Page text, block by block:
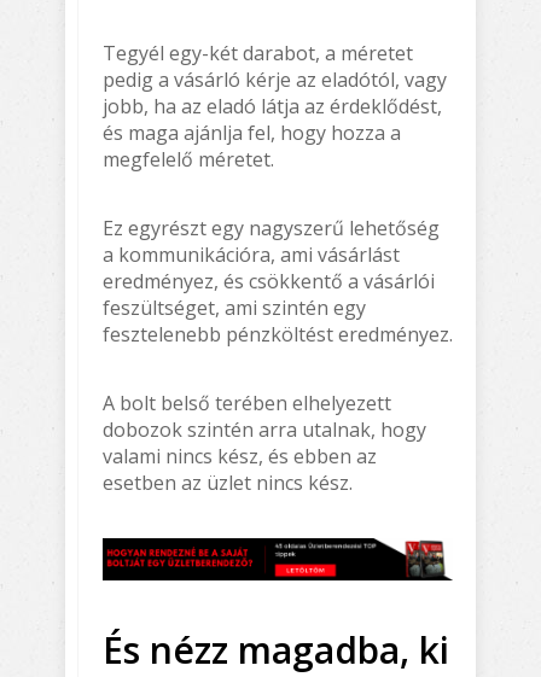
Tegyél egy-két darabot, a méretet
pedig a vásárló kérje az eladótól, vagy
jobb, ha az eladó látja az érdeklődést,
és maga ajánlja fel, hogy hozza a
megfelelő méretet.
Ez egyrészt egy nagyszerű lehetőség
a kommunikációra, ami vásárlást
eredményez, és csökkentő a vásárlói
feszültséget, ami szintén egy
fesztelenebb pénzköltést eredményez.
A bolt belső terében elhelyezett
dobozok szintén arra utalnak, hogy
valami nincs kész, és ebben az
esetben az üzlet nincs kész.
És nézz magadba, ki